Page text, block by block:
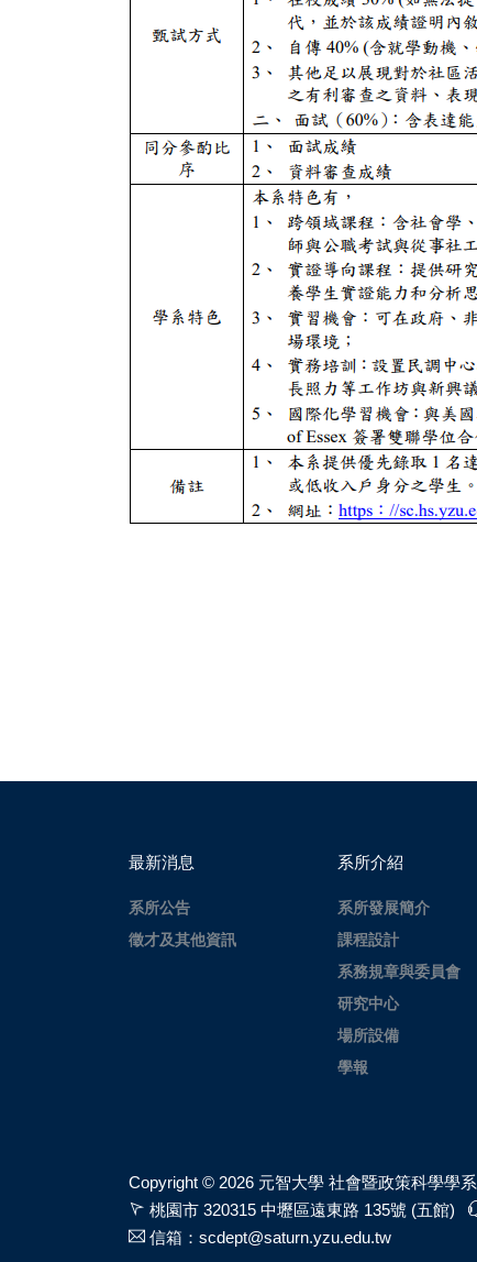
最新消息
系所公告
徵才及其他資訊
系所介紹
系所發展簡介
課程設計
系務規章與委員會
研究中心
場所設備
學報
Copyright © 2026 元智大學 社會暨政策科學學系
桃園市 320315 中壢區遠東路 135號 (五館)
信箱：scdept@saturn.yzu.edu.tw